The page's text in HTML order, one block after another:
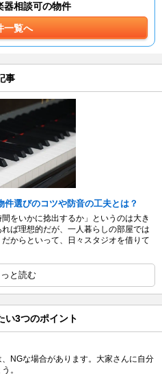
器相談可の物件
一覧へ
事
選びのコツや防音の工夫とは？
をいかに捻出するか」というのは大き
ば理想的だが、一人暮らしの部屋では
からといって、日々スタジオを借りて
っと読む
い3つのポイント
NGな場合があります。大家さんに自分
。